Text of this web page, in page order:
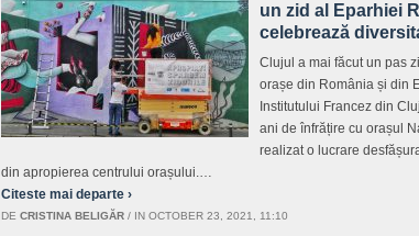
un zid al Eparhiei
celebrează
Clujul a mai făcut un pas
orașe din România și din
Institutului Francez din
ani de înfrățire cu orașul
realizat o lucrare
din apropierea centrului orașului.…
Citeste mai departe ›
DE CRISTINA BELIGĂR / IN OCTOBER 23, 2021, 11:10